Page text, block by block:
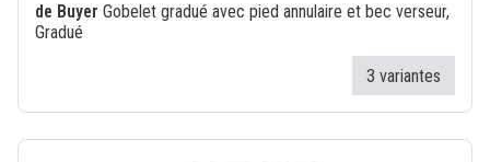
de Buyer Gobelet gradué avec pied annulaire et bec verseur,
Gradué
3 variantes